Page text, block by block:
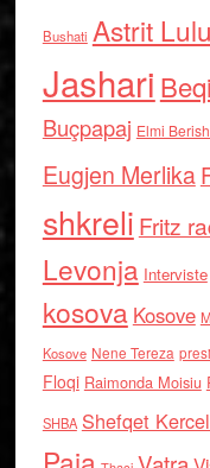
Bushati Astrit
Jashari
Buçpapaj Elmi
Eugjen Merlika
shkreli Fritz
Levonja Interviste
kosova Kosove
Kosove Nene Tereza
Floqi Raimonda Moisiu
SHBA Shefqet